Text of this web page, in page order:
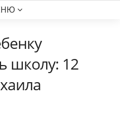
школу: 12